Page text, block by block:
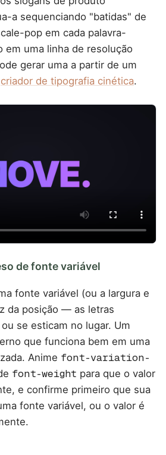
a sequenciando "batidas" de
pop em cada palavra-
em uma linha de resolução
gerar uma a partir de um
criador de tipografia cinética.
de fonte variável
fonte variável (ou a largura e
da posição — as letras
se esticam no lugar. Um
que funciona bem em uma
Anime font-variation-
font-weight para que o valor
e confirme primeiro que sua
fonte variável, ou o valor é